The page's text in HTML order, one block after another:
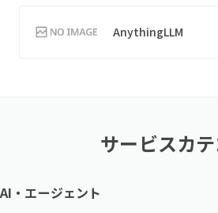
AnythingLLM
サービスカ
AI・エージェント